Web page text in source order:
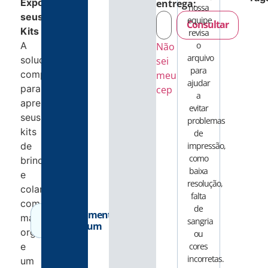
Exponha
seus
Kits
A
solução
completa
para
apresentar
seus
kits
de
brincos
e
colar
com
máxima
organização
e
um
Acabamento
Premium
entrega:
Consultar
Não
sei
meu
cep
nossa
equipe
revisa
o
arquivo
para
ajudar
a
evitar
problemas
de
impressão,
como
baixa
resolução,
falta
de
sangria
ou
cores
incorretas.